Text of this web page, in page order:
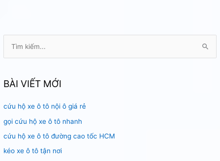
k
ế
m
:
BÀI VIẾT MỚI
cứu hộ xe ô tô nội ô giá rẻ
gọi cứu hộ xe ô tô nhanh
cứu hộ xe ô tô đường cao tốc HCM
kéo xe ô tô tận nơi